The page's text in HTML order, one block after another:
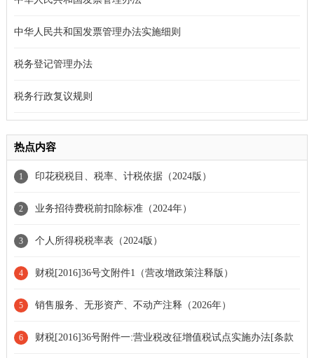
中华人民共和国发票管理办法实施细则
税务登记管理办法
税务行政复议规则
热点内容
1 印花税税目、税率、计税依据（2024版）
2 业务招待费税前扣除标准（2024年）
3 个人所得税税率表（2024版）
4 财税[2016]36号文附件1（营改增政策注释版）
5 销售服务、无形资产、不动产注释（2026年）
6 财税[2016]36号附件一:营业税改征增值税试点实施办法[条款